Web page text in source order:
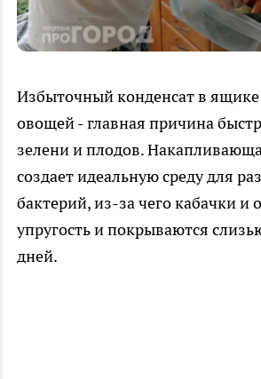
Избыточный конденсат в
овощей - главная причина
зелени и плодов.
создает идеальную среду для
бактерий, из-за чего кабачки и
упругость и покрываются
дней.